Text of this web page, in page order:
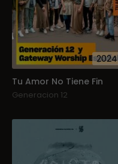
2024
Tu Amor No Tiene Fin
Generacion 12